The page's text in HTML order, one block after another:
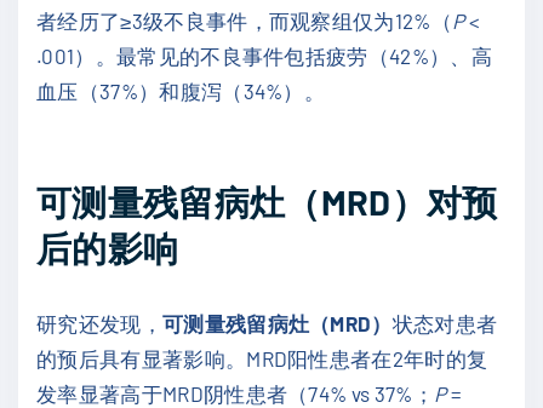
者经历了≥3级不良事件，而观察组仅为12%（P<
.001）。最常见的不良事件包括疲劳（42%）、高
血压（37%）和腹泻（34%）。
可测量残留病灶（MRD）对预
后的影响
研究还发现， 可测量残留病灶（MRD） 状态对患者
的预后具有显著影响。MRD阳性患者在2年时的复
发率显著高于MRD阴性患者（74% vs 37%； P=